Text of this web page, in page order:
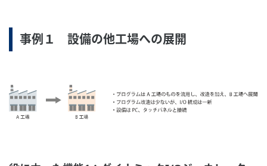
事例１ 設備の他工場への展開